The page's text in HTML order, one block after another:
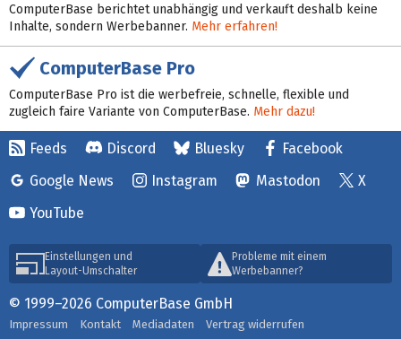
ComputerBase berichtet unabhängig und verkauft deshalb keine
Inhalte, sondern Werbebanner. Mehr erfahren!
ComputerBase Pro
ComputerBase Pro ist die werbefreie, schnelle, flexible und
zugleich faire Variante von ComputerBase. Mehr dazu!
Feeds Discord Bluesky
Facebook
Google News
Instagram Mastodon
X
YouTube
Einstellungen und
Layout-Umschalter
Probleme mit einem
Werbebanner?
© 1999–2026 ComputerBase GmbH
Impressum Kontakt Mediadaten
Vertrag widerrufen